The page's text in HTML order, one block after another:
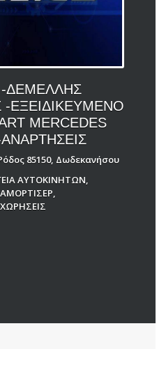
-ΔΕΜΕΛΛΗΣ
ΕΞΕΙΔΙΚΕΥΜΕΝΟ
MERCEDES
85150, Δωδεκανήσου
ΑΥΤΟΚΙΝΗΤΩΝ,
,